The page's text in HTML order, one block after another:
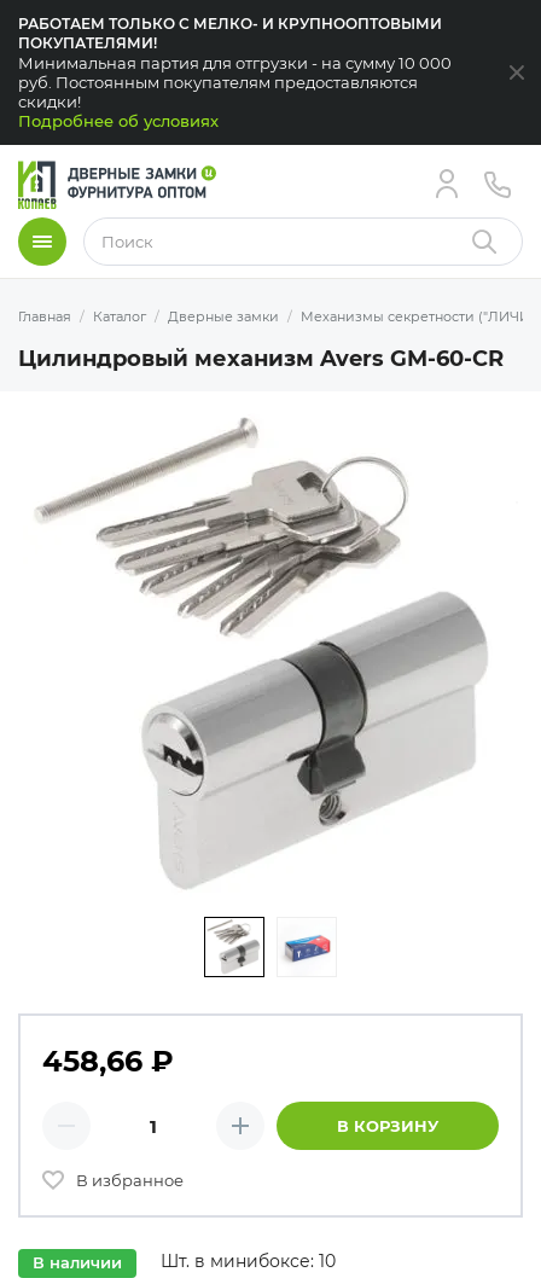
РАБОТАЕМ ТОЛЬКО С МЕЛКО- И КРУПНООПТОВЫМИ
ПОКУПАТЕЛЯМИ!
Минимальная партия для отгрузки - на сумму 10 000
руб. Постоянным покупателям предоставляются
скидки!
Подробнее об условиях
Меню Найти
Главная Каталог Дверные замки Механизмы секретности
Цилиндровый механизм Avers GM-60-CR
458,66 ₽
Плюс В КОРЗИНУ
В избранное
В наличии
Шт. в минибоксе: 10